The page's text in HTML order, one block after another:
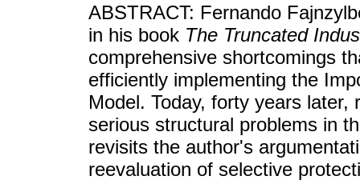
ABSTRACT: Fernando
in his book The Truncated
comprehensive shortcomings
efficiently implementing the
Model. Today, forty years
serious structural problems in
revisits the author's
reevaluation of selective